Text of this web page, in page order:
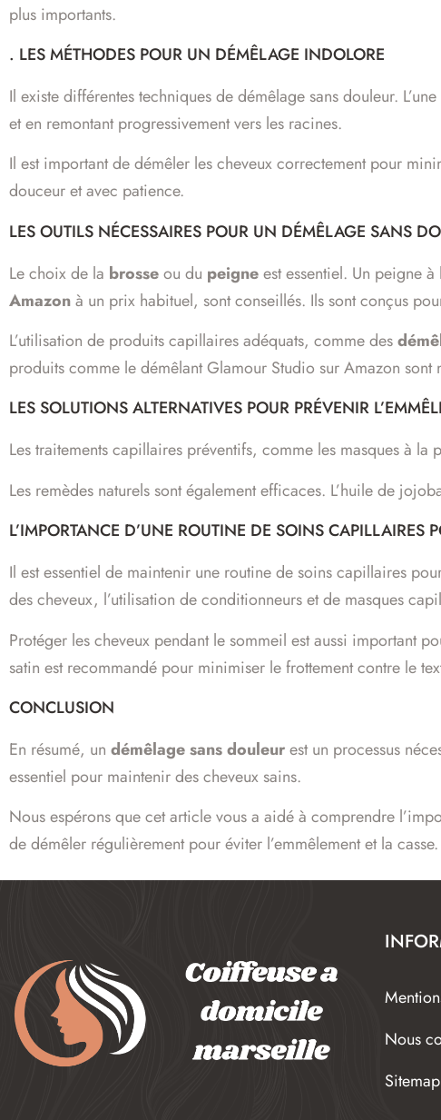
plus importants.
. LES MÉTHODES POUR UN DÉMÊLAGE INDOLORE
Il existe différentes techniques de démêlage sans douleur.
et en remontant progressivement vers les racines.
Il est important de démêler les cheveux correctement pour
douceur et avec patience.
LES OUTILS NÉCESSAIRES POUR UN DÉMÊLAGE SANS
Le choix de la brosseou du peigneest essentiel. Un peigne
Amazonà un prix habituel, sont conseillés. Ils sont conçus
L’utilisation de produits capillaires adéquats, comme des
produits comme le démêlant Glamour Studio sur Amazon
LES SOLUTIONS ALTERNATIVES POUR PRÉVENIR
Les traitements capillaires préventifs, comme les masques à
Les remèdes naturels sont également efficaces. L’huile de
L’IMPORTANCE D’UNE ROUTINE DE SOINS CAPILLAIRES
Il est essentiel de maintenir une routine de soins capillaires
des cheveux, l’utilisation de conditionneurs et de masques
Protéger les cheveux pendant le sommeil est aussi important
satin est recommandé pour minimiser le frottement contre le
CONCLUSION
En résumé, un démêlage sans douleurest un processus
essentiel pour maintenir des cheveux sains.
Nous espérons que cet article vous a aidé à comprendre
de démêler régulièrement pour éviter l’emmêlement et la casse.
Nous
Sitemap